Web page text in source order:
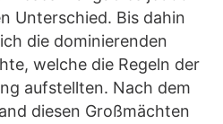
Unterschied. Bis dahin
die dominierenden
welche die Regeln der
aufstellten. Nach dem
diesen Großmächten